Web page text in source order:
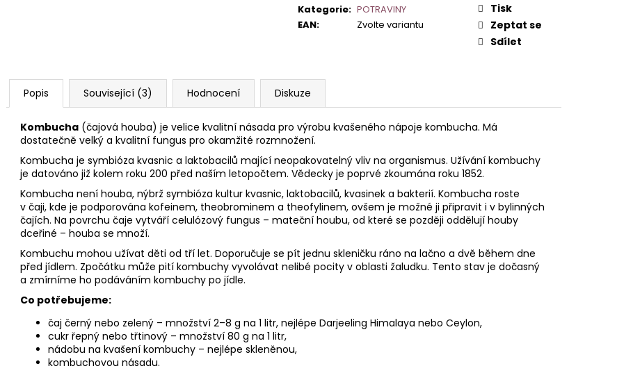
Kategorie: POTRAVINY
EAN: Zvolte variantu
Tisk
Zeptat se
Sdílet
Popis Související (3) Hodnocení Diskuze
Kombucha (čajová houba) je velice kvalitní násada pro výrobu kvašeného nápoje kombucha. Má
dostatečně velký a kvalitní fungus pro okamžité rozmnožení.
Kombucha je symbióza kvasnic a laktobacilů mající neopakovatelný vliv na organismus. Užívání kombuchy
je datováno již kolem roku 200 před naším letopočtem. Vědecky je poprvé zkoumána roku 1852.
Kombucha není houba, nýbrž symbióza kultur kvasnic, laktobacilů, kvasinek a bakterií. Kombucha roste
v čaji, kde je podporována kofeinem, theobrominem a theofylinem, ovšem je možné ji připravit i v bylinných
čajích. Na povrchu čaje vytváří celulózový fungus – mateční houbu, od které se později oddělují houby
dceřiné – houba se množí.
Kombuchu mohou užívat děti od tří let. Doporučuje se pít jednu skleničku ráno na lačno a dvě během dne
před jídlem. Zpočátku může pití kombuchy vyvolávat nelibé pocity v oblasti žaludku. Tento stav je dočasný
a zmírníme ho podáváním kombuchy po jídle.
Co potřebujeme:
čaj černý nebo zelený – množství 2–8 g na 1 litr, nejlépe Darjeeling Himalaya nebo Ceylon,
cukr řepný nebo třtinový – množství 80 g na 1 litr,
nádobu na kvašení kombuchy – nejlépe skleněnou,
kombuchovou násadu.